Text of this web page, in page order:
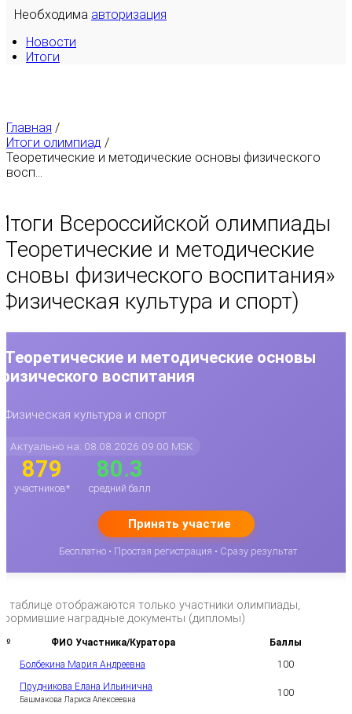
Необходима авторизация
Новости
Итоги
Главная /
Итоги олимпиад /
Теоретические и методические основы физического
восп...
Всероссийской олимпиады
Теоретические и методические
физического воспитания»
культура и спорт)
Теоретические и методические основы
воспитания
Физическая культура и спорт
Актуально на: 08.08.2026 09:00 MSK
879
участников*
80.3
средний балл
Принять участие
Бесплатно • Простая регистрация • Сразу результат
таблице отображаются только участники олимпиады,
наградные документы (дипломы)
№ ФИО Участника/Куратора Баллы
Болбекина Мария Андреевна 100
Прудникова Елана Ильинична
Башмакова Лариса Алексеевна
100